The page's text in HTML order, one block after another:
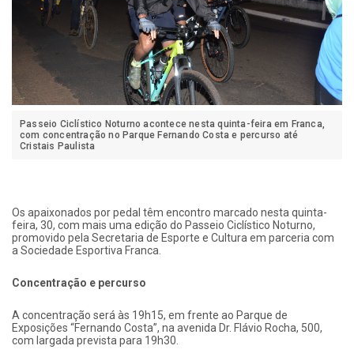
Passeio Ciclístico Noturno acontece nesta quinta-feira em Franca,
com concentração no Parque Fernando Costa e percurso até
Cristais Paulista
Os apaixonados por pedal têm encontro marcado nesta quinta-
feira, 30, com mais uma edição do Passeio Ciclístico Noturno,
promovido pela Secretaria de Esporte e Cultura em parceria com
a Sociedade Esportiva Franca.
Concentração e percurso
A concentração será às 19h15, em frente ao Parque de
Exposições “Fernando Costa”, na avenida Dr. Flávio Rocha, 500,
com largada prevista para 19h30.